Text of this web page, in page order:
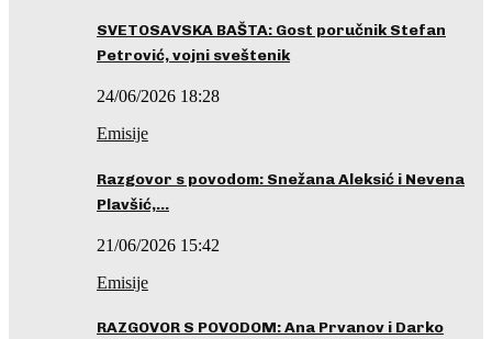
SVETOSAVSKA BAŠTA: Gost poručnik Stefan
Petrović, vojni sveštenik
24/06/2026 18:28
Emisije
Razgovor s povodom: Snežana Aleksić i Nevena
Plavšić,…
21/06/2026 15:42
Emisije
RAZGOVOR S POVODOM: Ana Prvanov i Darko